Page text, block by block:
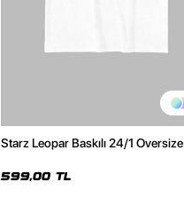
Starz Leopar Baskılı 24/1 Oversize
599,00 TL